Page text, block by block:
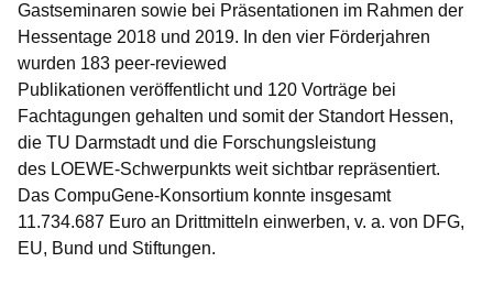
Gastseminaren sowie bei Präsentationen im Rahmen der
Hessentage 2018 und 2019. In den vier Förderjahren
wurden 183 peer-reviewed
Publikationen veröffentlicht und 120 Vorträge bei
Fachtagungen gehalten und somit der Standort Hessen,
die TU Darmstadt und die Forschungsleistung
des LOEWE-Schwerpunkts weit sichtbar repräsentiert.
Das CompuGene-Konsortium konnte insgesamt
11.734.687 Euro an Drittmitteln einwerben, v. a. von DFG,
EU, Bund und Stiftungen.